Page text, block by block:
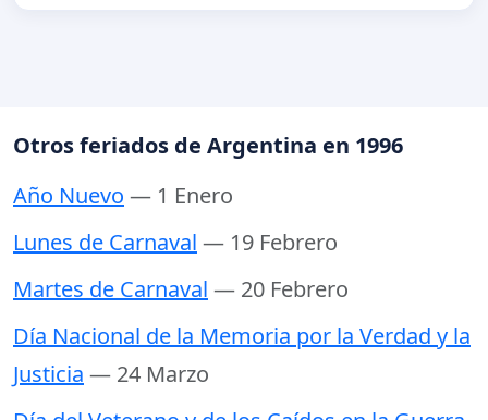
Otros feriados de Argentina en 1996
Año Nuevo — 1 Enero
Lunes de Carnaval — 19 Febrero
Martes de Carnaval — 20 Febrero
Día Nacional de la Memoria por la Verdad y la
Justicia — 24 Marzo